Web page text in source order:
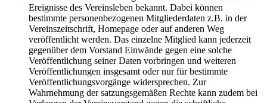
Ereignisse des Vereinsleben bekannt. Dabei können
bestimmte personenbezogenen Mitgliederdaten z.B. in der
Vereinszeitschrift, Homepage oder auf anderen Weg
veröffentlicht werden. Das einzelne Mitglied kann jederzeit
gegenüber dem Vorstand Einwände gegen eine solche
Veröffentlichung seiner Daten vorbringen und weiteren
Veröffentlichungen insgesamt oder nur für bestimmte
Veröffentlichungsvorgänge widersprechen. Zur
Wahrnehmung der satzungsgemäßen Rechte kann zudem bei